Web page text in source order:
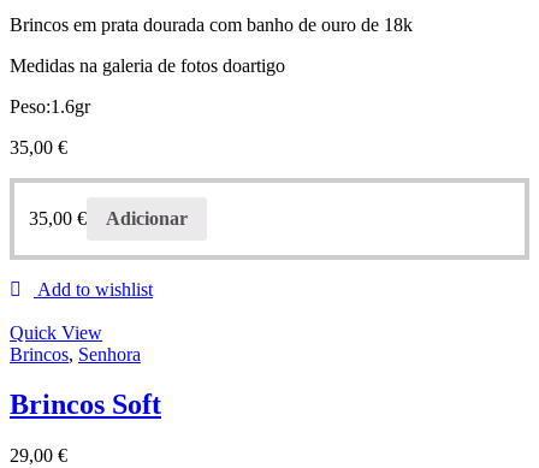
Brincos em prata dourada com banho de ouro de 18k
Medidas na galeria de fotos doartigo
Peso:1.6gr
35,00 €
35,00 € Adicionar
Add to wishlist
Quick View
Brincos, Senhora
Brincos Soft
29,00 €